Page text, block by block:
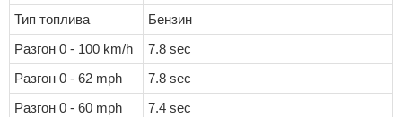
Тип топлива
Бензин
Разгон 0 - 100 km/h
7.8 sec
Разгон 0 - 62 mph
7.8 sec
Разгон 0 - 60 mph
7.4 sec